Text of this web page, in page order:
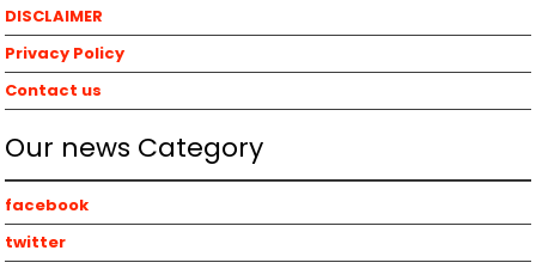
DISCLAIMER
Privacy Policy
Contact us
Our news Category
facebook
twitter